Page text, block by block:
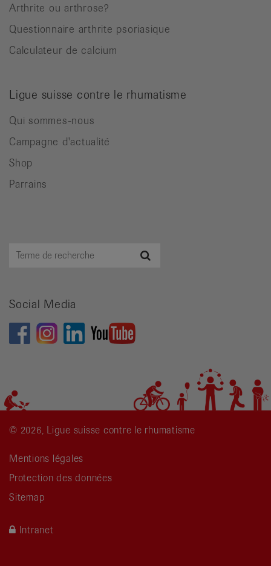
Arthrite ou arthrose?
Questionnaire arthrite psoriasique
Calculateur de calcium
Ligue suisse contre le rhumatisme
Qui sommes-nous
Campagne d'actualité
Shop
Parrains
Terme
Social Media
© 2026, Ligue suisse contre le rhumatisme
Mentions légales
Protection des données
Sitemap
Intranet